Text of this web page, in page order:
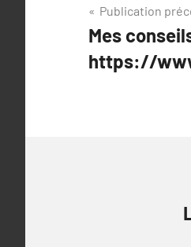
de
l’article
Publication
Mes
https://